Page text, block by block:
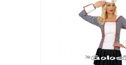
PELUCAS, GORROS, CARETAS